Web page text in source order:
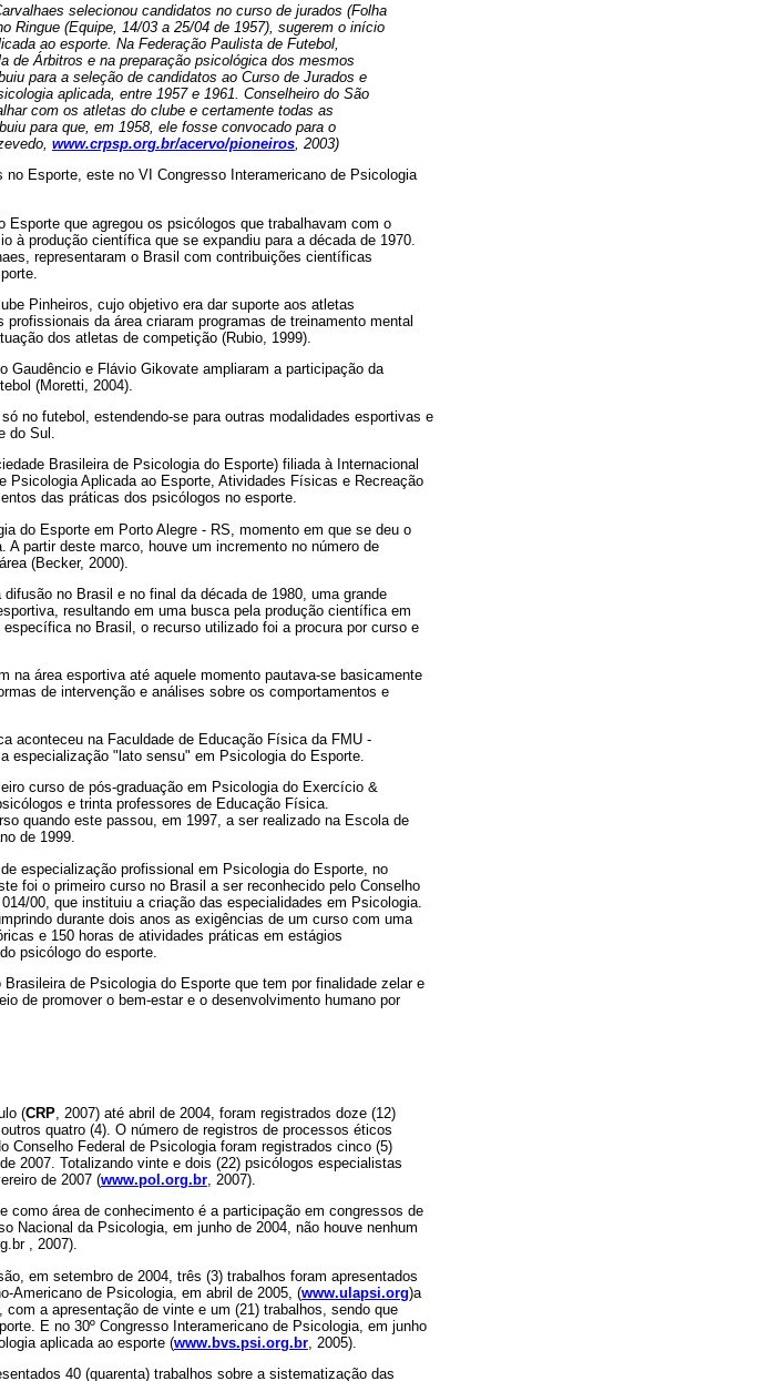
selecionou candidatos no curso de jurados (Folha
Ringue (Equipe, 14/03 a 25/04 de 1957), sugerem o início
ao esporte. Na Federação Paulista de Futebol,
de Árbitros e na preparação psicológica dos mesmos
para a seleção de candidatos ao Curso de Jurados e
aplicada, entre 1957 e 1961. Conselheiro do São
com os atletas do clube e certamente todas as
para que, em 1958, ele fosse convocado para o
www.crpsp.org.br/acervo/pioneiros , 2003)
Esporte, este no VI Congresso Interamericano de Psicologia
que agregou os psicólogos que trabalhavam com o
à produção científica que se expandiu para a década de 1970.
representaram o Brasil com contribuições científicas
Pinheiros, cujo objetivo era dar suporte aos atletas
da área criaram programas de treinamento mental
dos atletas de competição (Rubio, 1999).
Gaudêncio e Flávio Gikovate ampliaram a participação da
(Moretti, 2004).
no futebol, estendendo-se para outras modalidades esportivas e
do Sul.
Brasileira de Psicologia do Esporte) filiada à Internacional
Aplicada ao Esporte, Atividades Físicas e Recreação
das práticas dos psicólogos no esporte.
do Esporte em Porto Alegre - RS, momento em que se deu o
partir deste marco, houve um incremento no número de
(Becker, 2000).
no Brasil e no final da década de 1980, uma grande
resultando em uma busca pela produção científica em
no Brasil, o recurso utilizado foi a procura por curso e
na área esportiva até aquele momento pautava-se basicamente
de intervenção e análises sobre os comportamentos e
aconteceu na Faculdade de Educação Física da FMU -
especialização "lato sensu" em Psicologia do Esporte.
curso de pós-graduação em Psicologia do Exercício &
e trinta professores de Educação Física.
quando este passou, em 1997, a ser realizado na Escola de
de 1999.
especialização profissional em Psicologia do Esporte, no
foi o primeiro curso no Brasil a ser reconhecido pelo Conselho
00, que instituiu a criação das especialidades em Psicologia.
durante dois anos as exigências de um curso com uma
e 150 horas de atividades práticas em estágios
psicólogo do esporte.
de Psicologia do Esporte que tem por finalidade zelar e
de promover o bem-estar e o desenvolvimento humano por
(CRP, 2007) até abril de 2004, foram registrados doze (12)
quatro (4). O número de registros de processos éticos
Federal de Psicologia foram registrados cinco (5)
2007. Totalizando vinte e dois (22) psicólogos especialistas
de 2007 (www.pol.org.br, 2007).
área de conhecimento é a participação em congressos de
Nacional da Psicologia, em junho de 2004, não houve nenhum
, 2007).
em setembro de 2004, três (3) trabalhos foram apresentados
Americano de Psicologia, em abril de 2005, (www.ulapsi.org)a
a apresentação de vinte e um (21) trabalhos, sendo que
E no 30º Congresso Interamericano de Psicologia, em junho
aplicada ao esporte (www.bvs.psi.org.br , 2005).
40 (quarenta) trabalhos sobre a sistematização das